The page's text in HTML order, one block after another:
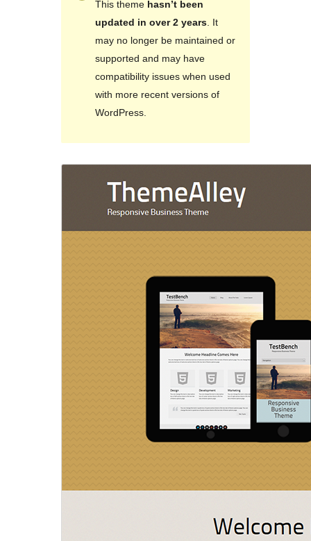
This theme hasn’t been
updated in over 2 years. It
may no longer be maintained or
supported and may have
compatibility issues when used
with more recent versions of
WordPress.